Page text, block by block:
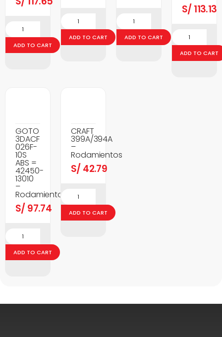
ADD TO CART
ADD TO CART ADD TO CART
S/ 113.13
ADD TO CART
GOTO
3DACF
026F-
10S
ABS =
42450-
13010
–
Rodamientos
S/ 97.74
ADD TO CART
CRAFT
399A/394A
–
Rodamientos
S/ 42.79
ADD TO CART